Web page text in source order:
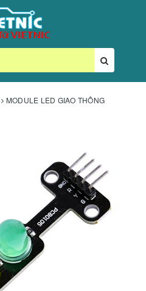
MODULE LED GIAO THÔNG